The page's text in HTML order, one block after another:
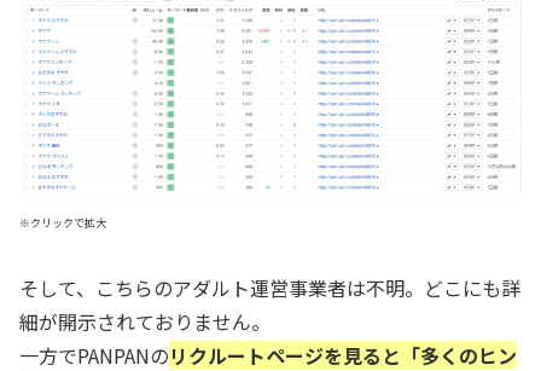
※クリックで拡大
そして、こちらのアダルト運営事業者は不明。どこにも詳
細が開示されておりません。
一方でPANPANのリクルートページを見ると「多くのヒン